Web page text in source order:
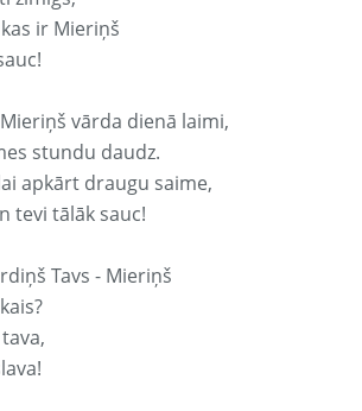
ir Mieriņš
vārda dienā laimi,
stundu daudz.
apkārt draugu saime,
tevi tālāk sauc!
Tavs - Mieriņš